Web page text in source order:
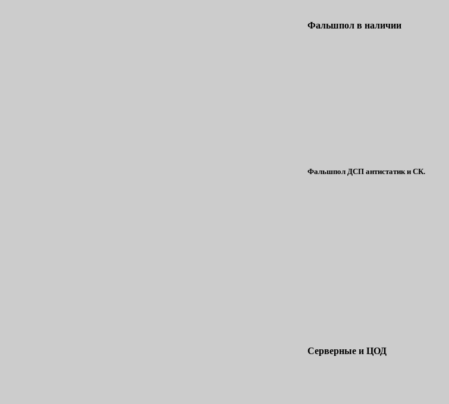
Фальшпол в наличии
Фальшпол ДСП антистатик и СК.
Серверные и ЦОД